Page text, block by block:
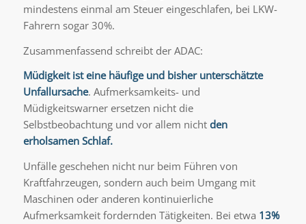
mindestens einmal am Steuer eingeschlafen, bei LKW-
Fahrern sogar 30%.
Zusammenfassend schreibt der ADAC:
Müdigkeit ist eine häufige und bisher unterschätzte
Unfallursache. Aufmerksamkeits- und
Müdigkeitswarner ersetzen nicht die
Selbstbeobachtung und vor allem nicht den
erholsamen Schlaf.
Unfälle geschehen nicht nur beim Führen von
Kraftfahrzeugen, sondern auch beim Umgang mit
Maschinen oder anderen kontinuierliche
Aufmerksamkeit fordernden Tätigkeiten. Bei etwa 13%